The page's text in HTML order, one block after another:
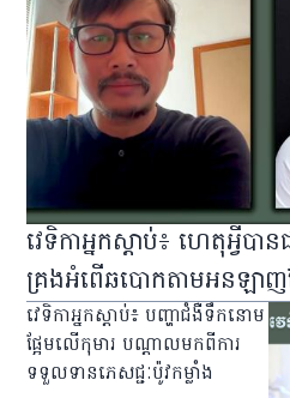
វេទិកា​អ្នក​ស្ដាប់​៖ ហេតុអ្វី​បាន​
គ្រង​អំពើ​ឆបោក​តាម​អនឡា
​វេទិកា​អ្នក​ស្ដាប់​៖ បញ្ហា​ជំងឺ​ទឹកនោម
ផ្អែម​លើ​កុមារ បណ្ដាល​មក​ពី​ការ​
ទទួលទាន​ភេសជ្ជៈ​ប៉ូវ​កម្លាំង